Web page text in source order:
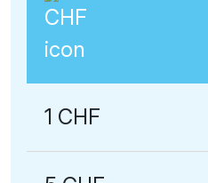
1 CHF